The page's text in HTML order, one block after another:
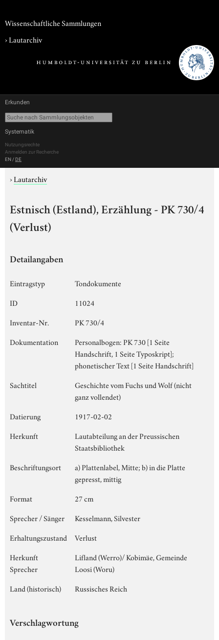
Wissenschaftliche Sammlungen
›Lautarchiv
Erkunden
Systematik
Nutzungsrechte
Anmelden zur Recherche
EN / DE
›Lautarchiv
Estnisch (Estland), Erzählung - PK 730/4
(Verlust)
Detailangaben
Eintragstyp
Tondokumente
ID
11024
Inventar-Nr.
PK 730/4
Dokumentation
Personalbogen: PK 730 [1 Seite
Handschrift, 1 Seite Typoskript];
phonetischer Text [1 Seite Handschrift]
Sachtitel
Geschichte vom Fuchs und Wolf (nicht
ganz vollendet)
Datierung
1917-02-02
Herkunft
Lautabteilung an der Preussischen
Staatsbibliothek
Beschriftungsort
a) Plattenlabel, Mitte; b) in die Platte
gepresst, mittig
Format
27 cm
Sprecher / Sänger
Kesselmann, Silvester
Erhaltungszustand
Verlust
Herkunft
Sprecher
Lifland (Werro)/ Kobimäe, Gemeinde
Loosi (Woru)
Land (historisch)
Russisches Reich
Verschlagwortung